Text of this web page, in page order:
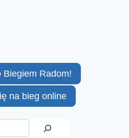
Biegiem Radom!
na bieg online